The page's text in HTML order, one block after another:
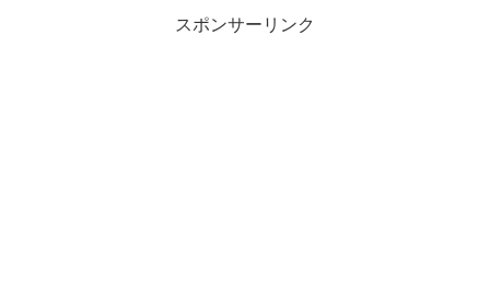
スポンサーリンク